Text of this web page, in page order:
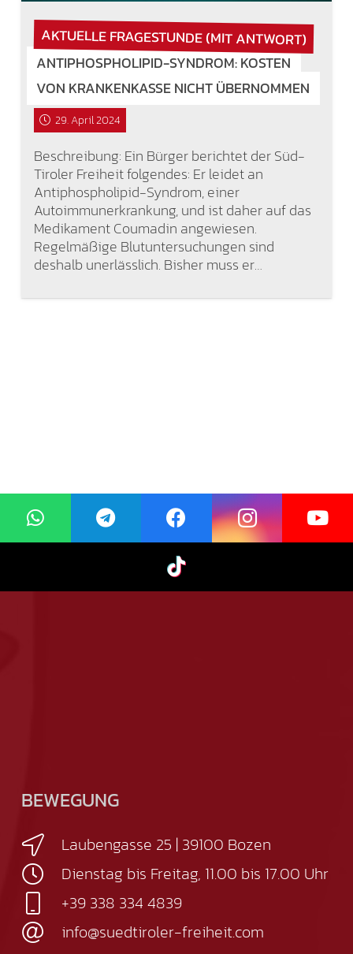
AKTUELLE FRAGESTUNDE (MIT ANTWORT)
ANTIPHOSPHOLIPID-SYNDROM: KOSTEN
VON KRANKENKASSE NICHT ÜBERNOMMEN
29. April 2024
Beschreibung: Ein Bürger berichtet der Süd-
Tiroler Freiheit folgendes: Er leidet an
Antiphospholipid-Syndrom, einer
Autoimmunerkrankung, und ist daher auf das
Medikament Coumadin angewiesen.
Regelmäßige Blutuntersuchungen sind
deshalb unerlässlich. Bisher muss er…
BEWEGUNG
Laubengasse 25 | 39100 Bozen
Dienstag bis Freitag, 11.00 bis 17.00 Uhr
+39 338 334 4839
info@suedtiroler-freiheit.com